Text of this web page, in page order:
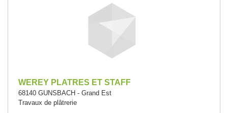
WEREY PLATRES ET STAFF
68140 GUNSBACH - Grand Est
Travaux de plâtrerie